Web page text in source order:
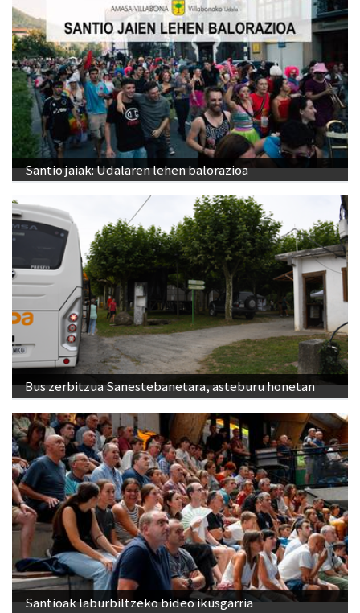
Santio jaiak: Udalaren lehen balorazioa
Bus zerbitzua Sanestebanetara, asteburu honetan
Santioak laburbiltzeko bideo ikusgarria